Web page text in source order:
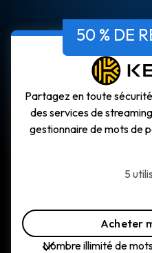
50 % DE
Partagez en toute
des services de
gestionnaire de mots de
5
Acheter
Nombre illimité de